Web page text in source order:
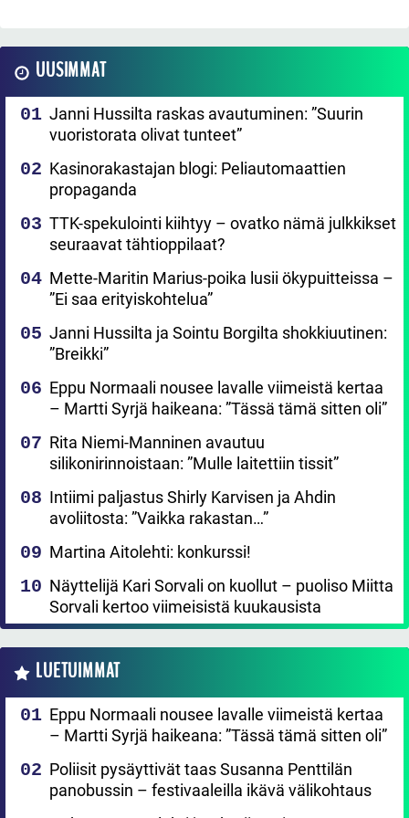
UUSIMMAT
Janni Hussilta raskas avautuminen: ”Suurin
vuoristorata olivat tunteet”
Kasinorakastajan blogi: Peliautomaattien
propaganda
TTK-spekulointi kiihtyy – ovatko nämä julkkikset
seuraavat tähtioppilaat?
Mette-Maritin Marius-poika lusii ökypuitteissa –
”Ei saa erityiskohtelua”
Janni Hussilta ja Sointu Borgilta shokkiuutinen:
”Breikki”
Eppu Normaali nousee lavalle viimeistä kertaa
– Martti Syrjä haikeana: ”Tässä tämä sitten oli”
Rita Niemi-Manninen avautuu
silikonirinnoistaan: ”Mulle laitettiin tissit”
Intiimi paljastus Shirly Karvisen ja Ahdin
avoliitosta: ”Vaikka rakastan…”
Martina Aitolehti: konkurssi!
Näyttelijä Kari Sorvali on kuollut – puoliso Miitta
Sorvali kertoo viimeisistä kuukausista
LUETUIMMAT
Eppu Normaali nousee lavalle viimeistä kertaa
– Martti Syrjä haikeana: ”Tässä tämä sitten oli”
Poliisit pysäyttivät taas Susanna Penttilän
panobussin – festivaaleilla ikävä välikohtaus